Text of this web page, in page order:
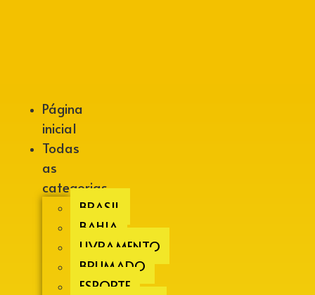
Página
inicial
Todas
as
categorias
BRASIL
BAHIA
LIVRAMENTO
BRUMADO
ESPORTE